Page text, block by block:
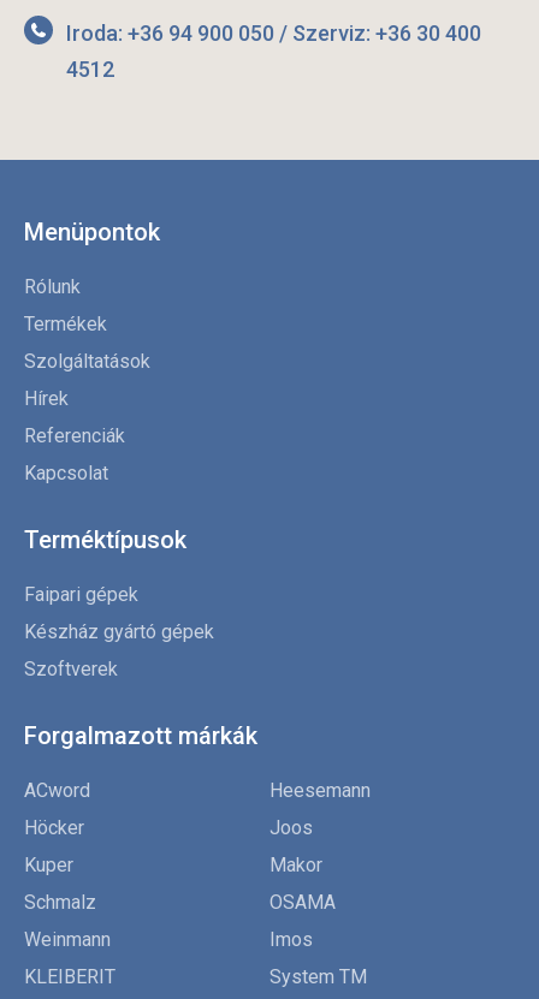
Iroda: +36 94 900 050 / Szerviz: +36 30 400
4512
Menüpontok
Rólunk
Termékek
Szolgáltatások
Hírek
Referenciák
Kapcsolat
Terméktípusok
Faipari gépek
Készház gyártó gépek
Szoftverek
Forgalmazott márkák
ACword
Heesemann
Höcker
Joos
Kuper
Makor
Schmalz
OSAMA
Weinmann
Imos
KLEIBERIT
System TM